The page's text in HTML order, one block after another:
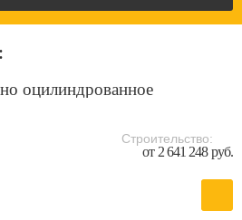
оцилиндрованное
Строительство:
от 2 641 248 руб.